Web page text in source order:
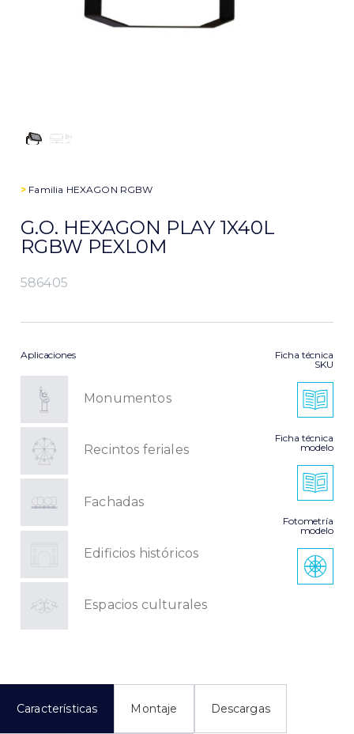
> Familia HEXAGON RGBW
G.O. HEXAGON PLAY 1X40L
RGBW PEXL0M
586405
Aplicaciones
Monumentos
Recintos feriales
Fachadas
Edificios históricos
Espacios culturales
Ficha técnica
SKU
Ficha técnica
modelo
Fotometría
modelo
Características Montaje Descargas